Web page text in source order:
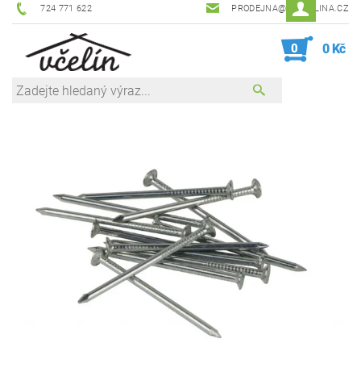
724 771 622 PRODEJNA@ZEVCELINA.CZ
0 0 Kč